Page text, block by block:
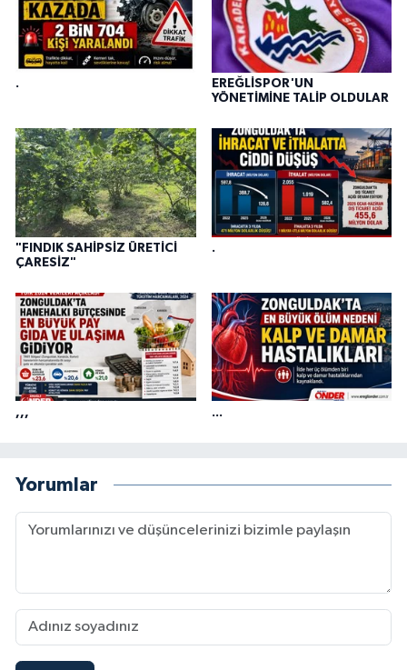
.
EREĞLİSPOR'UN
YÖNETİMİNE TALİP OLDULAR
"FINDIK SAHİPSİZ ÜRETİCİ
ÇARESİZ"
.
,,, ...
Yorumlar